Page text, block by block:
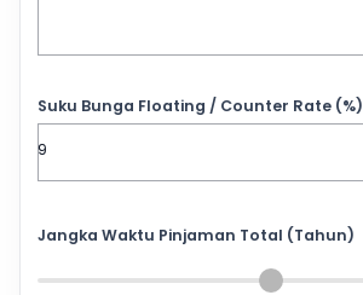
Suku Bunga Floating / Counter Rate (%)
Jangka Waktu Pinjaman Total (Tahun)